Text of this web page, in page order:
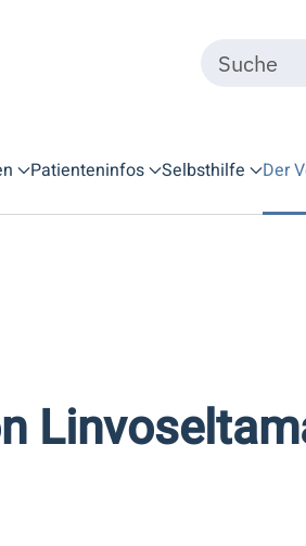
Patienteninfos Selbsthilfe Der